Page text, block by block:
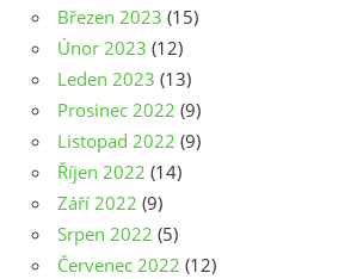
Březen 2023 (15)
Únor 2023 (12)
Leden 2023 (13)
Prosinec 2022 (9)
Listopad 2022 (9)
Říjen 2022 (14)
Září 2022 (9)
Srpen 2022 (5)
Červenec 2022 (12)